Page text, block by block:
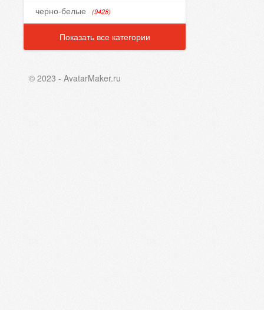
черно-белые (9428)
Показать все категории
© 2023 - AvatarMaker.ru